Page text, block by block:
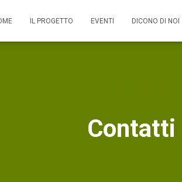
IL PROGETTO EVENTI DICONO DI NOI
Contatti